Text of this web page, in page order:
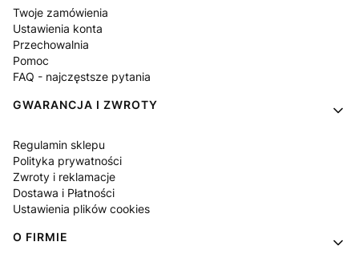
Twoje zamówienia
Ustawienia konta
Przechowalnia
Pomoc
FAQ - najczęstsze pytania
GWARANCJA I ZWROTY
Regulamin sklepu
Polityka prywatności
Zwroty i reklamacje
Dostawa i Płatności
Ustawienia plików cookies
O FIRMIE